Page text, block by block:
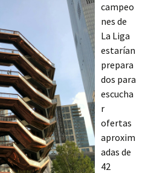
campeo
nes de
La Liga
estarían
prepara
dos para
escucha
r
ofertas
aproxim
adas de
42